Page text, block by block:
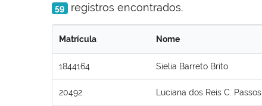
59 registros encontrados.
Matrícula Nome
1844164 Sielia Barreto Brito
20492 Luciana dos Reis C. Passos